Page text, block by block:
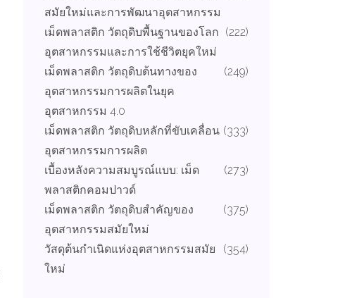
สมัยใหม่และการพัฒนาอุตสาหกรรม
เม็ดพลาสติก วัตถุดิบพื้นฐานของโลก
อุตสาหกรรมและการใช้ชีวิตยุคใหม่
(222)
เม็ดพลาสติก วัตถุดิบต้นทางของ
อุตสาหกรรมการผลิตในยุค
อุตสาหกรรม 4.0
(249)
เม็ดพลาสติก วัตถุดิบหลักที่ขับเคลื่อน
อุตสาหกรรมการผลิต
(333)
เบื้องหลังความสมบูรณ์แบบ: เม็ด
พลาสติกคอมปาวด์
(273)
เม็ดพลาสติก วัตถุดิบสำคัญของ
อุตสาหกรรมสมัยใหม่
(375)
วัสดุต้นกำเนิดแห่งอุตสาหกรรมสมัย
ใหม่
(354)